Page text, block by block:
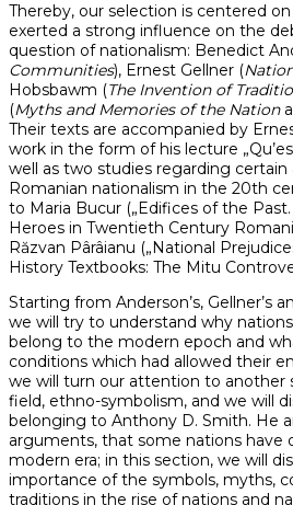
Thereby, our selection is centered
exerted a strong influence on the
question of nationalism: Benedict
Communities), Ernest Gellner (
Hobsbawm (The Invention of
(Myths and Memories of the Nation
Their texts are accompanied by
work in the form of his lecture
well as two studies regarding
Romanian nationalism in the 20th
to Maria Bucur („Edifices of the
Heroes in Twentieth Century
Răzvan Pârâianu („National
History Textbooks: The Mitu
Starting from Anderson’s, Gellner’s
we will try to understand why
belong to the modern epoch and
conditions which had allowed their
we will turn our attention to another
field, ethno-symbolism, and we will
belonging to Anthony D. Smith. He
arguments, that some nations have
modern era; in this section, we will
importance of the symbols, myths,
traditions in the rise of nations and